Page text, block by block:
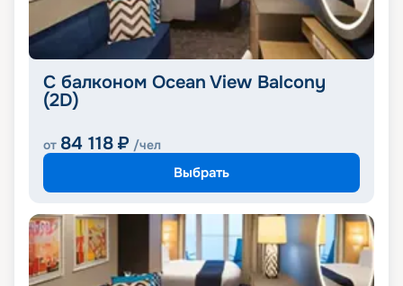
С балконом Ocean View Balcony
(2D)
от 84 118 ₽ /чел
Выбрать